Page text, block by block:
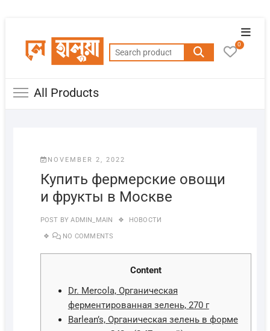
content
Menu
Search
for:
0
All Products
NOVEMBER 2, 2022
Купить фермерские овощи
и фрукты в Москве
POST BY ADMIN_MAIN НОВОСТИ
NO COMMENTS
Content
Dr. Mercola, Органическая
ферментированная зелень, 270 г
Barlean’s, Органическая зелень в форме